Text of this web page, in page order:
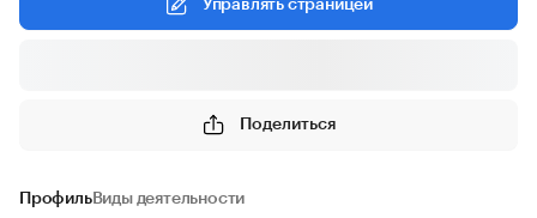
Управлять страницей
Поделиться
ПрофильВиды деятельности